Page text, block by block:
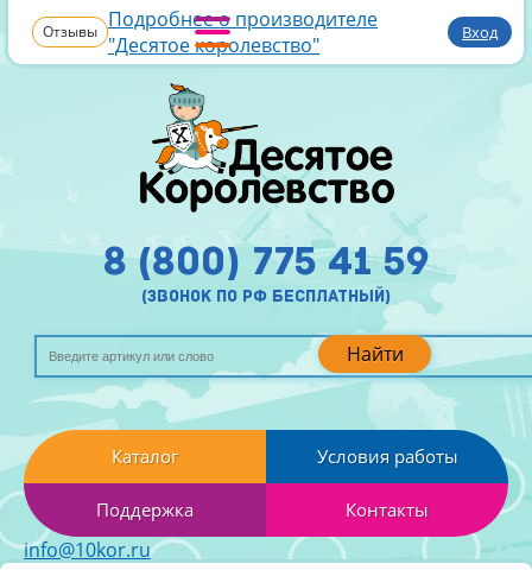
Отзывы Подробнее о производителе
"Десятое королевство"
Вход
Найти
8 (800) 775 41 59
(звонок по рф бесплатный)
Каталог Условия работы
Поддержка Контакты
info@10kor.ru